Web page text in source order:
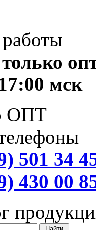
мск
ОПТ
501 34
430 00